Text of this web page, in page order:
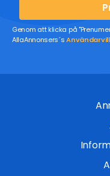
Genom att klicka på
AllaAnnonsers´s